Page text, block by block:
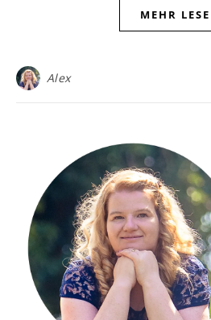
MEHR
Alex